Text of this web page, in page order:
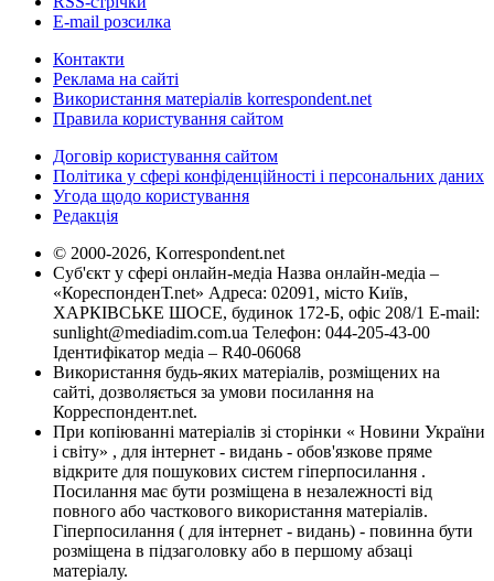
E-mail розсилка
Контакти
Реклама на сайті
Використання матеріалів korrespondent.net
Правила користування сайтом
Договір користування сайтом
Політика у сфері конфіденційності і персональних даних
Угода щодо користування
Редакція
© 2000-2026, Korrespondent.net
Суб'єкт у сфері онлайн-медіа Назва онлайн-медіа –
«КореспонденТ.net» Адреса: 02091, місто Київ,
ХАРКІВСЬКЕ ШОСЕ, будинок 172-Б, офіс 208/1 E-mail:
sunlight@mediadim.com.ua Телефон: 044-205-43-00
Ідентифікатор медіа – R40-06068
Використання будь-яких матеріалів, розміщених на
сайті, дозволяється за умови посилання на
Корреспондент.net.
При копіюванні матеріалів зі сторінки « Новини України
і світу» , для інтернет - видань - обов'язкове пряме
відкрите для пошукових систем гіперпосилання .
Посилання має бути розміщена в незалежності від
повного або часткового використання матеріалів.
Гіперпосилання ( для інтернет - видань) - повинна бути
розміщена в підзаголовку або в першому абзаці
матеріалу.